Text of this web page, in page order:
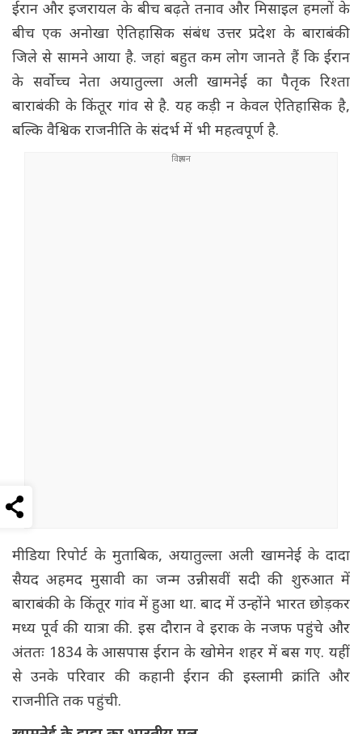
ईरान और इजरायल के बीच बढ़ते तनाव और मिसाइल हमलों के
बीच एक अनोखा ऐतिहासिक संबंध उत्तर प्रदेश के बाराबंकी
जिले से सामने आया है. जहां बहुत कम लोग जानते हैं कि ईरान
के सर्वोच्च नेता अयातुल्ला अली खामनेई का पैतृक रिश्ता
बाराबंकी के किंतूर गांव से है. यह कड़ी न केवल ऐतिहासिक है,
बल्कि वैश्विक राजनीति के संदर्भ में भी महत्वपूर्ण है.
मीडिया रिपोर्ट के मुताबिक, अयातुल्ला अली खामनेई के दादा
सैयद अहमद मुसावी का जन्म उन्नीसवीं सदी की शुरुआत में
बाराबंकी के किंतूर गांव में हुआ था. बाद में उन्होंने भारत छोड़कर
मध्य पूर्व की यात्रा की. इस दौरान वे इराक के नजफ पहुंचे और
अंततः 1834 के आसपास ईरान के खोमेन शहर में बस गए. यहीं
से उनके परिवार की कहानी ईरान की इस्लामी क्रांति और
राजनीति तक पहुंची.